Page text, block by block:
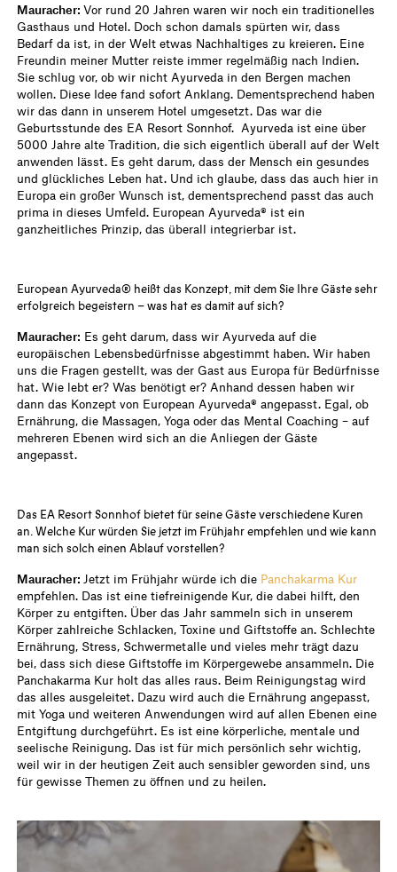
Mauracher:Vor rund 20 Jahren waren wir noch ein traditionelles
Gasthaus und Hotel. Doch schon damals spürten wir, dass
Bedarf da ist, in der Welt etwas Nachhaltiges zu kreieren. Eine
Freundin meiner Mutter reiste immer regelmäßig nach Indien.
Sie schlug vor, ob wir nicht Ayurveda in den Bergen machen
wollen. Diese Idee fand sofort Anklang. Dementsprechend haben
wir das dann in unserem Hotel umgesetzt. Das war die
Geburtsstunde des EA Resort Sonnhof. Ayurveda ist eine über
5000 Jahre alte Tradition, die sich eigentlich überall auf der Welt
anwenden lässt. Es geht darum, dass der Mensch ein gesundes
und glückliches Leben hat. Und ich glaube, dass das auch hier in
Europa ein großer Wunsch ist, dementsprechend passt das auch
prima in dieses Umfeld. European Ayurveda® ist ein
ganzheitliches Prinzip, das überall integrierbar ist.
European Ayurveda® heißt das Konzept, mit dem Sie Ihre Gäste sehr
erfolgreich begeistern – was hat es damit auf sich?
Mauracher: Es geht darum, dass wir Ayurveda auf die
europäischen Lebensbedürfnisse abgestimmt haben. Wir haben
uns die Fragen gestellt, was der Gast aus Europa für Bedürfnisse
hat. Wie lebt er? Was benötigt er? Anhand dessen haben wir
dann das Konzept von European Ayurveda® angepasst. Egal, ob
Ernährung, die Massagen, Yoga oder das Mental Coaching – auf
mehreren Ebenen wird sich an die Anliegen der Gäste
angepasst.
Das EA Resort Sonnhof bietet für seine Gäste verschiedene Kuren
an. Welche Kur würden Sie jetzt im Frühjahr empfehlen und wie kann
man sich solch einen Ablauf vorstellen?
Mauracher: Jetzt im Frühjahr würde ich die Panchakarma Kur
empfehlen. Das ist eine tiefreinigende Kur, die dabei hilft, den
Körper zu entgiften. Über das Jahr sammeln sich in unserem
Körper zahlreiche Schlacken, Toxine und Giftstoffe an. Schlechte
Ernährung, Stress, Schwermetalle und vieles mehr trägt dazu
bei, dass sich diese Giftstoffe im Körpergewebe ansammeln. Die
Panchakarma Kur holt das alles raus. Beim Reinigungstag wird
das alles ausgeleitet. Dazu wird auch die Ernährung angepasst,
mit Yoga und weiteren Anwendungen wird auf allen Ebenen eine
Entgiftung durchgeführt. Es ist eine körperliche, mentale und
seelische Reinigung. Das ist für mich persönlich sehr wichtig,
weil wir in der heutigen Zeit auch sensibler geworden sind, uns
für gewisse Themen zu öffnen und zu heilen.